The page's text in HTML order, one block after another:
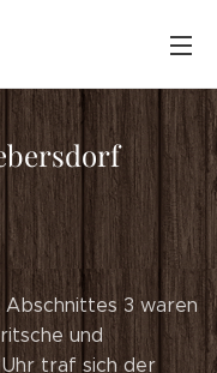
Abschnittes 3 waren
und
Uhr traf sich der